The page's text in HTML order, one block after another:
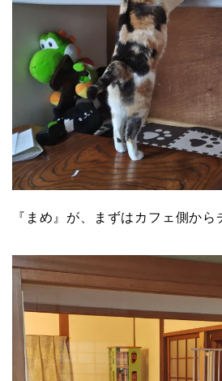
『まめ』が、まずはカフェ側から